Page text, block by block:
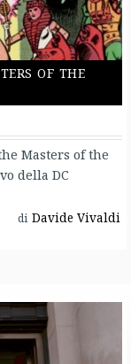
of the
Masters of the
della DC
di Davide Vivaldi